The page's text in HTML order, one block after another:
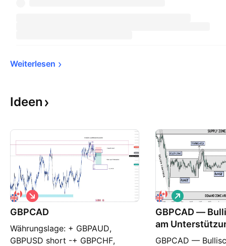
Weiterlesen
Ideen
GBPCAD
Währungslage: + GBPAUD,
GBPUSD short -+ GBPCHF,
S
h
o
t
GBPCAD —
am
im Fokus
GBPCAD —
L
o
n
g